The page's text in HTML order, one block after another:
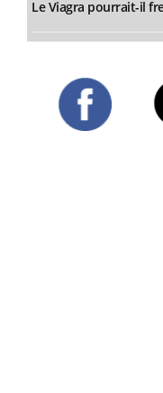
Le Viagra pourrait-il